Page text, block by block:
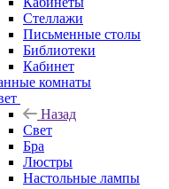
Стеллажи
Письменные столы
Библиотеки
Кабинет
комнаты
Назад
Свет
Бра
Люстры
Настольные лампы